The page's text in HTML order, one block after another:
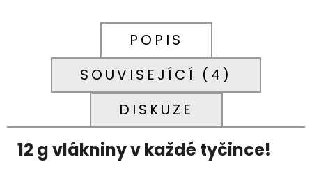
POPIS
SOUVISEJÍCÍ (4)
DISKUZE
12 g vlákniny v každé tyčince!